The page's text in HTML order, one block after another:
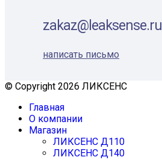
zakaz@leaksense.ru
написать письмо
© Copyright 2026 ЛИКСЕНС
Главная
О компании
Магазин
ЛИКСЕНС Д110
ЛИКСЕНС Д140